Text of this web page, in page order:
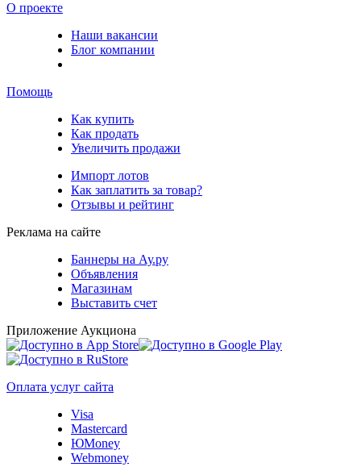
О проекте
Наши вакансии
Блог компании
Помощь
Как купить
Как продать
Увеличить продажи
Импорт лотов
Как заплатить за товар?
Отзывы и рейтинг
Реклама на сайте
Баннеры на Ау.ру
Объявления
Магазинам
Выставить счет
Приложение Аукциона
Оплата услуг сайта
Visa
Mastercard
ЮMoney
Webmoney